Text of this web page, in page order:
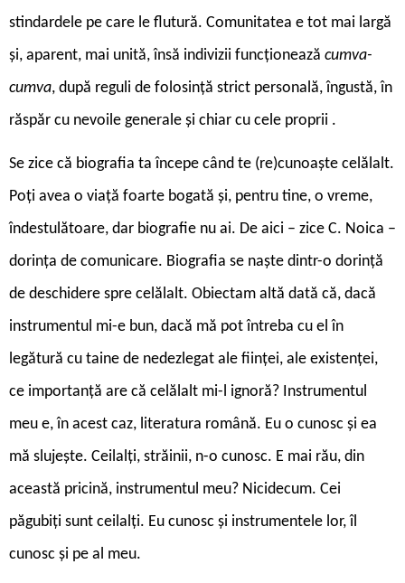
stindardele pe care le flutură. Comunitatea e tot mai largă
și, aparent, mai unită, însă indivizii funcționează cumva-
cumva, după reguli de folosință strict personală, îngustă, în
răspăr cu nevoile generale și chiar cu cele proprii .
Se zice că biografia ta începe când te (re)cunoaște celălalt.
Poți avea o viață foarte bogată și, pentru tine, o vreme,
îndestulătoare, dar biografie nu ai. De aici – zice C. Noica –
dorința de comunicare. Biografia se naște dintr-o dorință
de deschidere spre celălalt. Obiectam altă dată că, dacă
instrumentul mi-e bun, dacă mă pot întreba cu el în
legătură cu taine de nedezlegat ale ființei, ale existenței,
ce importanță are că celălalt mi-l ignoră? Instrumentul
meu e, în acest caz, literatura română. Eu o cunosc și ea
mă slujește. Ceilalți, străinii, n-o cunosc. E mai rău, din
această pricină, instrumentul meu? Nicidecum. Cei
păgubiți sunt ceilalți. Eu cunosc și instrumentele lor, îl
cunosc și pe al meu.